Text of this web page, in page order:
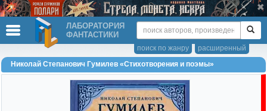
ЛАБОРАТОРИЯ
ФАНТАСТИКИ
расширенный
поиск по жанру
Николай Степанович Гумилев «Стихотворения и поэмы»